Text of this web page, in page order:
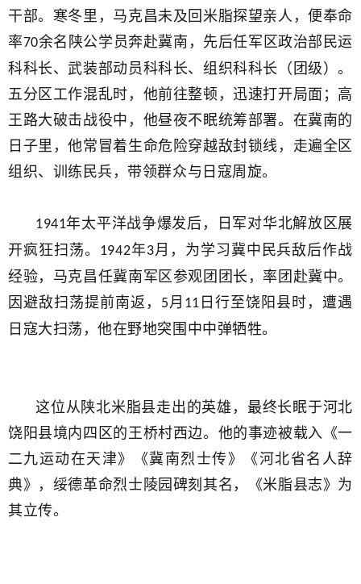
干部。寒冬里，马克昌未及回米脂探望亲人，便奉命
率70余名陕公学员奔赴冀南，先后任军区政治部民运
科科长、武装部动员科科长、组织科科长（团级）。
五分区工作混乱时，他前往整顿，迅速打开局面；高
王路大破击战役中，他昼夜不眠统筹部署。在冀南的
日子里，他常冒着生命危险穿越敌封锁线，走遍全区
组织、训练民兵，带领群众与日寇周旋。
1941年太平洋战争爆发后，日军对华北解放区展
开疯狂扫荡。 1942年3月，为学习冀中民兵敌后作战
经验，马克昌任冀南军区参观团团长，率团赴冀中。
因避敌扫荡提前南返， 5 月 11 日行至饶阳县时，遭遇
日寇大扫荡，他在野地突围中中弹牺牲。
这位从陕北米脂县走出的英雄，最终长眠于河北
饶阳县境内四区的王桥村西边。他的事迹被载入《一
二九运动在天津》《冀南烈士传》《河北省名人辞
典》，绥德革命烈士陵园碑刻其名，《米脂县志》为
其立传。